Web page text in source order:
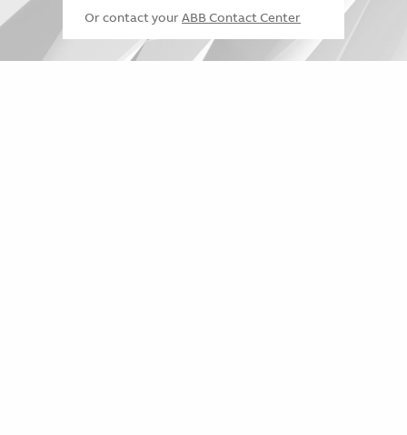
Or contact your ABB Contact Center